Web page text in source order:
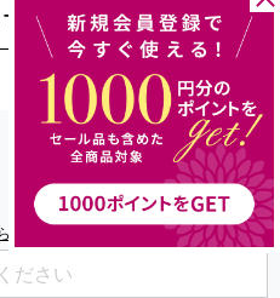
を見る（2件）